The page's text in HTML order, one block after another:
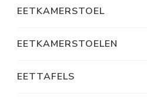
EETKAMERSTOEL
EETKAMERSTOELEN
EETTAFELS